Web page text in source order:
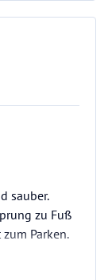
sauber.
zu Fuß
Parken.